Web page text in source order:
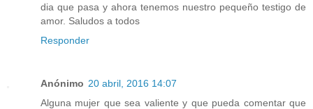
dia que pasa y ahora tenemos nuestro pequeño testigo de
amor. Saludos a todos
Responder
Anónimo 20 abril, 2016 14:07
Alguna mujer que sea valiente y que pueda comentar que